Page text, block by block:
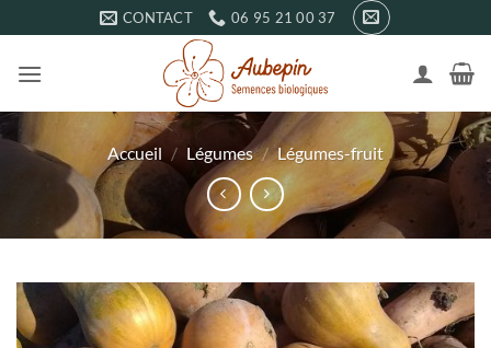
au
contenu
CONTACT 06 95 21 00 37
Accueil / Légumes / Légumes-fruit